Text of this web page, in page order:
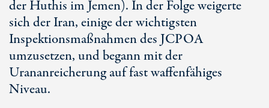
der Huthis im Jemen). In der Folge weigerte
sich der Iran, einige der wichtigsten
Inspektionsmaßnahmen des JCPOA
umzusetzen, und begann mit der
Urananreicherung auf fast waffenfähiges
Niveau.